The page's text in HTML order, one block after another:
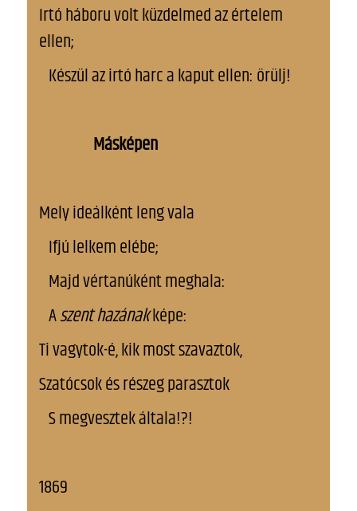
Irtó háboru volt küzdelmed az értelem
ellen;
Készül az irtó harc a kaput ellen: örülj!
Másképen
Mely ideálként leng vala
Ifjú lelkem elébe;
Majd vértanúként meghala:
Aszent hazánakképe:
Ti vagytok-é, kik most szavaztok,
Szatócsok és részeg parasztok
S megvesztek általa!?!
1869